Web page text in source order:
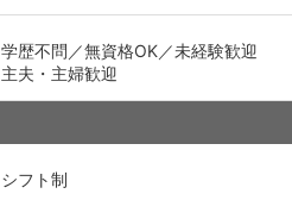
学歴不問／無資格OK／未経験歓迎
主夫・主婦歓迎
シフト制